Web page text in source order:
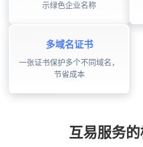
示绿色企业名称
多域名证书
一张证书保护多个不同域名，
节省成本
互易服务